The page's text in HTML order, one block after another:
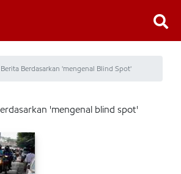
Berdasarkan 'mengenal Blind Spot'
'mengenal blind spot'